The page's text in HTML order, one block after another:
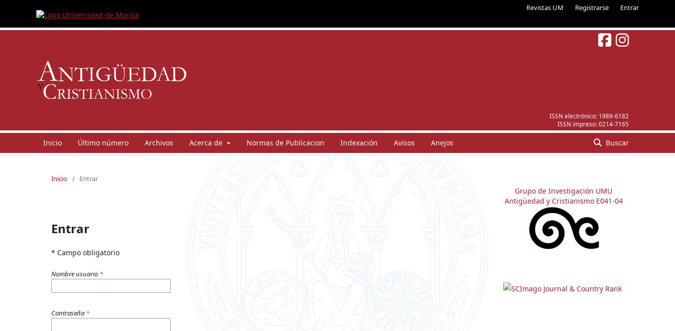
Revistas UM Registrarse Entrar
ISSN electrónico: 1989-6182
ISSN impreso:0214-7165
Inicio Último número Archivos Acerca de Normas de Publicacion Indexación Avisos Anejos Buscar
Inicio / Entrar
Entrar
* Campo obligatorio
Nombre usuario *
Contraseña *
Grupo de Investigación UMU
Antigüedad y Cristianismo E041-04